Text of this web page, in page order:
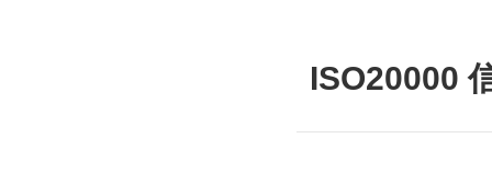
ISO20000